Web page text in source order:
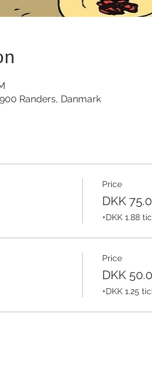
Randers, Danmark
Price
DKK
+DKK 1.88
Price
DKK
+DKK 1.25